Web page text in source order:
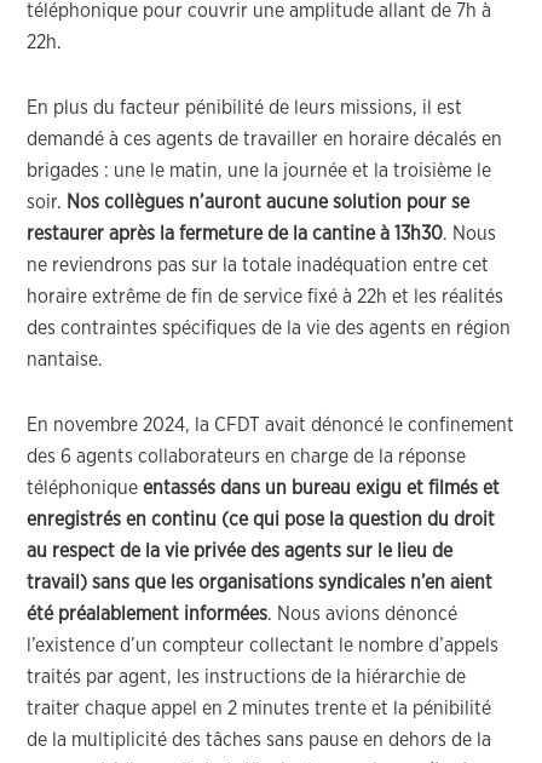
téléphonique pour couvrir une amplitude allant de 7h à
22h.
En plus du facteur pénibilité de leurs missions, il est
demandé à ces agents de travailler en horaire décalés en
brigades : une le matin, une la journée et la troisième le
soir. Nos collègues n’auront aucune solution pour se
restaurer après la fermeture de la cantine à 13h30. Nous
ne reviendrons pas sur la totale inadéquation entre cet
horaire extrême de fin de service fixé à 22h et les réalités
des contraintes spécifiques de la vie des agents en région
nantaise.
En novembre 2024, la CFDT avait dénoncé le confinement
des 6 agents collaborateurs en charge de la réponse
téléphoniqueentassés dans un bureau exigu et filmés et
enregistrés en continu (ce qui pose la question du droit
au respect de la vie privée des agents sur le lieu de
travail) sans que les organisations syndicales n’en aient
été préalablement informées. Nous avions dénoncé
l’existence d’un compteur collectant le nombre d’appels
traités par agent, les instructions de la hiérarchie de
traiter chaque appel en 2 minutes trente et la pénibilité
de la multiplicité des tâches sans pause en dehors de la